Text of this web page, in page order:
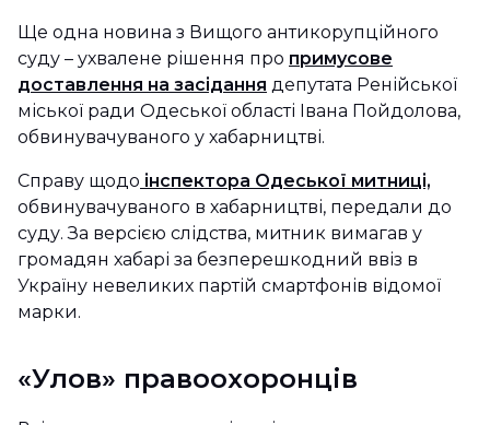
Ще одна новина з Вищого антикорупційного
суду – ухвалене рішення про примусове
доставлення на засідання депутата Ренійської
міської ради Одеської області Івана Пойдолова,
обвинувачуваного у хабарництві.
Справу щодо інспектора Одеської митниці,
обвинувачуваного в хабарництві, передали до
суду. За версією слідства, митник вимагав у
громадян хабарі за безперешкодний ввіз в
Україну невеликих партій смартфонів відомої
марки.
«Улов» правоохоронців